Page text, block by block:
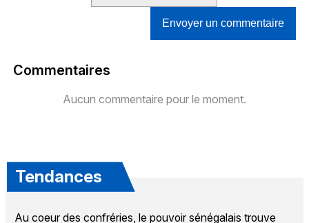
Envoyer un commentaire
Commentaires
Aucun commentaire pour le moment.
Tendances
Au coeur des confréries, le pouvoir sénégalais trouve